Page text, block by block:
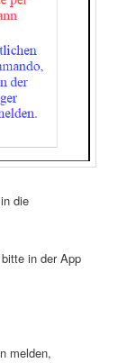
die
in der App
melden,